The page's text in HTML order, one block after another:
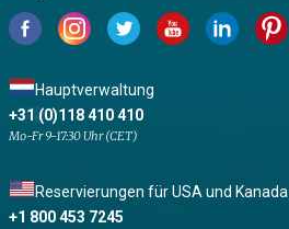
Hauptverwaltung
+31 (0)118 410 410
Mo-Fr 9-17:30 Uhr (CET)
Reservierungen für USA und Kanada
+1 800 453 7245